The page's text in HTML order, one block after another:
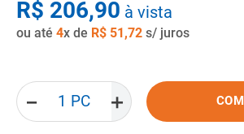
R$ 206,90 à vista
ou até 4x de R$ 51,72 s/ juros
＋
－
8º vaso sanitario caixa acoplada